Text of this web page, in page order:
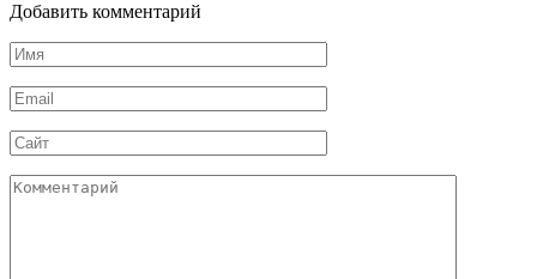
Добавить комментарий
Имя
*
Email
*
Сайт
Комментарий